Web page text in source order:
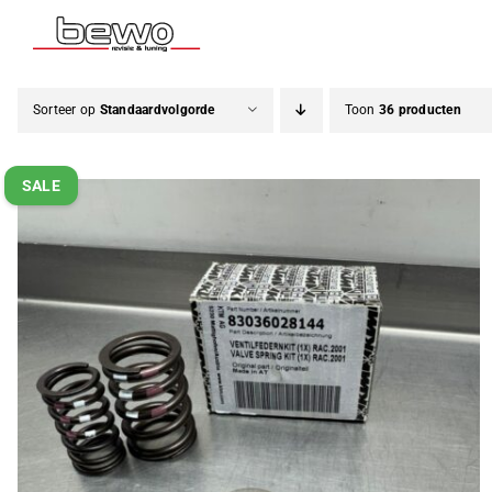
naar
Sorteer op Standaardvolgorde Toon 36 producten
SALE